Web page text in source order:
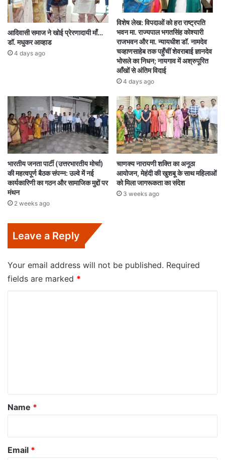
आदिवासी समाज ने खोई प्रेरणादायी माँ…
डॉ. मधुकर आव्हाड
4 days ago
विशेष लेख: विपदाओं को हरा राष्ट्रपति
भवन मा. राज्यपाल भगतसिंह कोश्यारी
राजभवन और मा. न्यायधीश डॉ. नामदेव
चव्हाणसाहेब तक पहुँचीं शेवराबाई ज्ञानदेव
भोसले का निधन; नायगाव में अश्रुपूरित
आँखों से अंतिम विदाई
4 days ago
भारतीय जनता पार्टी (उत्तरभारतीय मोर्चा)
की महत्वपूर्ण बैठक संपन्न: उल्वे में नई
कार्यकारिणी का गठन और सामाजिक मुद्दों पर
मंथन
2 weeks ago
चाणक्य नारायणी शक्ति का अनूठा
आयोजन, मेहंदी की खुशबू के साथ महिलाओं
को मिला जागरूकता का संदेश
3 weeks ago
Leave a Reply
Your email address will not be published. Required
fields are marked *
*
Name *
Email *